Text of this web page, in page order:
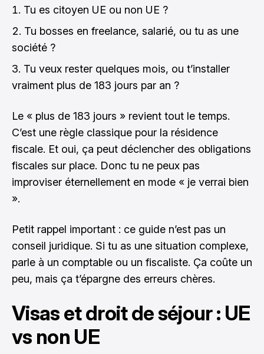
Tu es citoyen UE ou non UE ?
Tu bosses en freelance, salarié, ou tu as une
société ?
Tu veux rester quelques mois, ou t’installer
vraiment plus de 183 jours par an ?
Le « plus de 183 jours » revient tout le temps.
C’est une règle classique pour la résidence
fiscale. Et oui, ça peut déclencher des obligations
fiscales sur place. Donc tu ne peux pas
improviser éternellement en mode « je verrai bien
».
Petit rappel important : ce guide n’est pas un
conseil juridique. Si tu as une situation complexe,
parle à un comptable ou un fiscaliste. Ça coûte un
peu, mais ça t’épargne des erreurs chères.
Visas et droit de séjour : UE
vs non UE